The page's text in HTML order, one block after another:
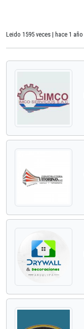
Leido 1595 veces | hace 1 año